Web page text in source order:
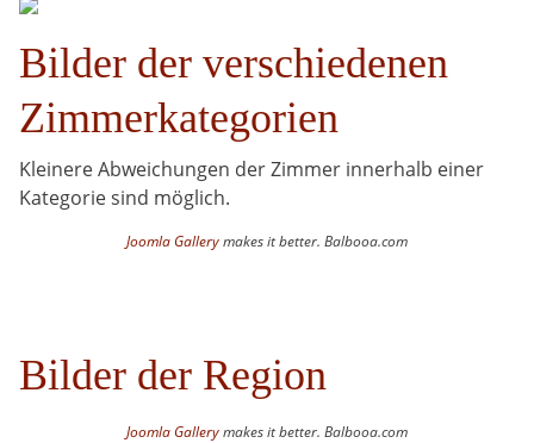
Bilder der verschiedenen
Zimmerkategorien
Kleinere Abweichungen der Zimmer innerhalb einer
Kategorie sind möglich.
Joomla Gallerymakes it better. Balbooa.com
Bilder der Region
Joomla Gallerymakes it better. Balbooa.com